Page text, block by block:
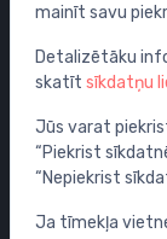
Izpārdošana
Maisītāji
Izlietnes
Tualetes podi
Vannas
Dušas
Vannas istabas
mainīt savu
Detalizētāku
skatīt sīkdatņu
Jūs varat
“Piekrist
“Nepiekrist
Ja tīmekļa